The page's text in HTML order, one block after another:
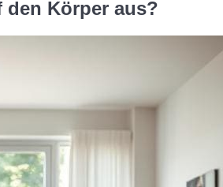
Körper aus?